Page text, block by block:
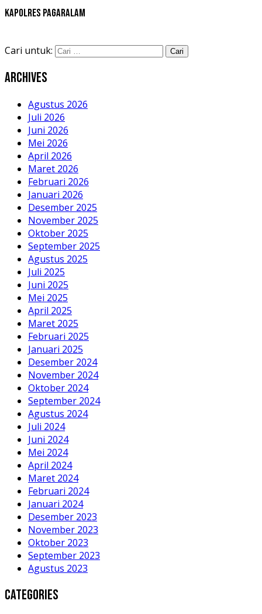
Kapolres Pagaralam
Cari untuk:
Archives
Agustus 2026
Juli 2026
Juni 2026
Mei 2026
April 2026
Maret 2026
Februari 2026
Januari 2026
Desember 2025
November 2025
Oktober 2025
September 2025
Agustus 2025
Juli 2025
Juni 2025
Mei 2025
April 2025
Maret 2025
Februari 2025
Januari 2025
Desember 2024
November 2024
Oktober 2024
September 2024
Agustus 2024
Juli 2024
Juni 2024
Mei 2024
April 2024
Maret 2024
Februari 2024
Januari 2024
Desember 2023
November 2023
Oktober 2023
September 2023
Agustus 2023
Categories